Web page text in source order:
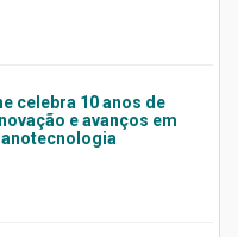
celebra 10 anos de
e avanços em